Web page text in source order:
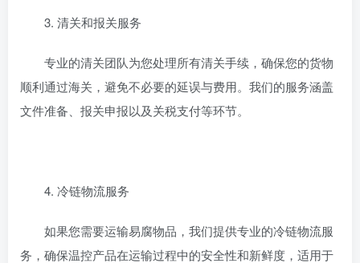
3. 清关和报关服务
专业的清关团队为您处理所有清关手续，确保您的货物
顺利通过海关，避免不必要的延误与费用。我们的服务涵盖
文件准备、报关申报以及关税支付等环节。
4. 冷链物流服务
如果您需要运输易腐物品，我们提供专业的冷链物流服
务，确保温控产品在运输过程中的安全性和新鲜度，适用于